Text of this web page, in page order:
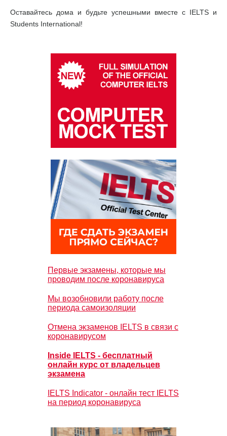
Оставайтесь дома и будьте успешными вместе с IELTS и
Students International!
Первые экзамены, которые мы
проводим после коронавируса
Мы возобновили работу после
периода самоизоляции
Отмена экзаменов IELTS в связи с
коронавирусом
Inside IELTS - бесплатный
онлайн курс от владельцев
экзамена
IELTS Indicator - онлайн тест IELTS
на период коронавируса